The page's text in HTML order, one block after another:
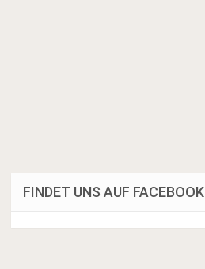
FINDET UNS AUF FACEBOOK